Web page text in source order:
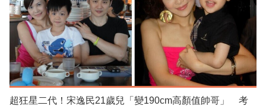
超狂星二代！宋逸民21歲兒「變190cm高顏值帥哥」 考